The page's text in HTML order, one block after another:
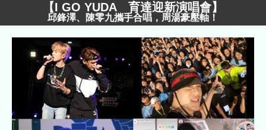
【I GO YUDA 育達迎新演唱會】
邱鋒澤、陳零九攜手合唱，周湯豪壓軸！